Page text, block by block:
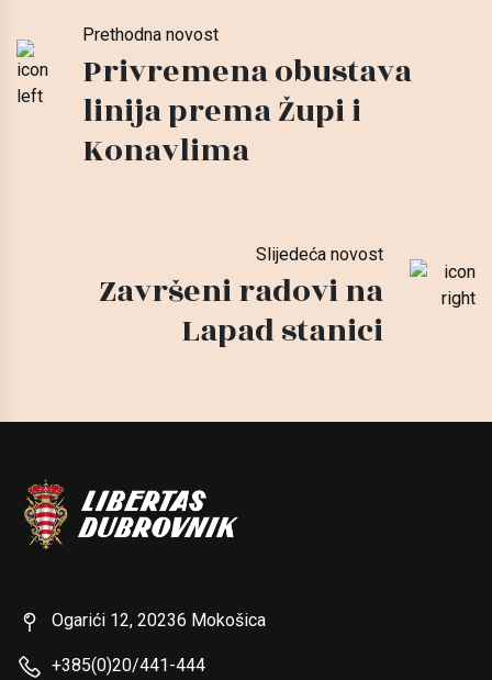
Prethodna novost
Privremena obustava
linija prema Župi i
Konavlima
Slijedeća novost
Završeni radovi na
Lapad stanici
Ogarići 12, 20236 Mokošica
+385(0)20/441-444